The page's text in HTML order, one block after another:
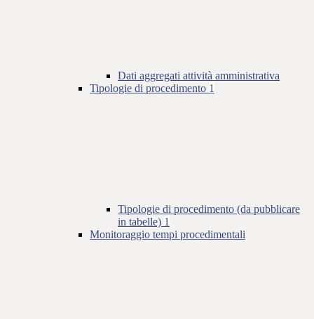
Dati aggregati attività amministrativa
Tipologie di procedimento 1
Tipologie di procedimento (da pubblicare
in tabelle) 1
Monitoraggio tempi procedimentali